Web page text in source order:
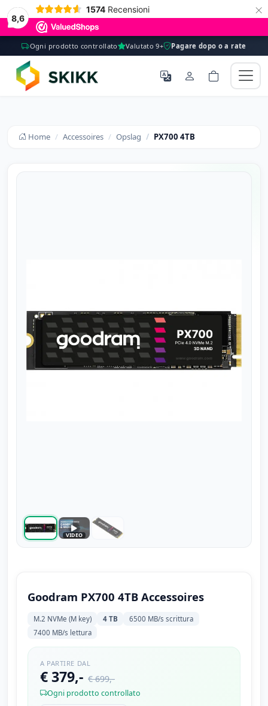
8,6
1574 Recensioni ×
Ogni prodotto controllato Valutato 9+ Pagare dopo o a rate
Home Accessoires Opslag PX700 4TB
Speel video
VIDEO
Goodram PX700 4TB Accessoires
M.2 NVMe (M key) 4 TB
6500 MB/s scrittura
7400 MB/s lettura
A PARTIRE DAL
€ 379,- € 699,-
Ogni prodotto controllato